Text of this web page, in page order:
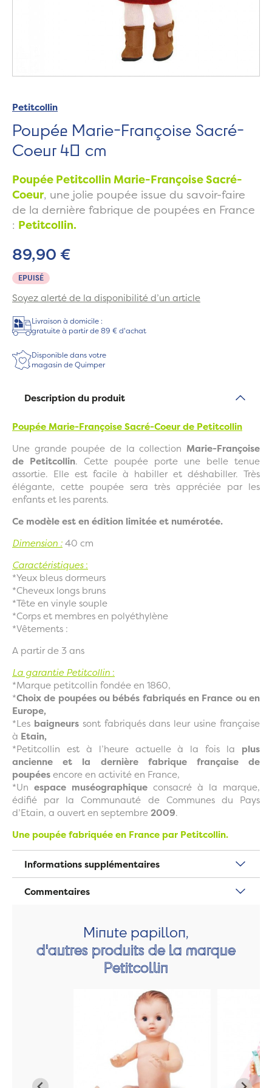
Petitcollin
Poupée Marie-Françoise Sacré-
Coeur 40 cm
Poupée Petitcollin Marie-Françoise Sacré-
Coeur, une jolie poupée issue du savoir-faire
de la dernière fabrique de poupées en France
: Petitcollin.
EPUISÉ
89,90 €
Soyez alerté de la disponibilité d’un article
Livraison à domicile :
gratuite à partir de 89 € d'achat
Disponible dans votre
magasin de Quimper
Description du produit
Poupée Marie-Françoise Sacré-Coeurde Petitcollin
Une grande poupée de la collection Marie-Françoise
de Petitcollin. Cette poupée porte une belle tenue
assortie. Elle est facile à habiller et déshabiller. Très
élégante, cette poupée sera très appréciée par les
enfants et les parents.
Ce modèle est en édition limitée et numérotée.
Dimension :40 cm
Caractéristiques:
*Yeux bleus dormeurs
*Cheveux longs bruns
*Tête en vinyle souple
*Corps et membres en polyéthylène
*Vêtements :
A partir de 3 ans
La garantie Petitcollin :
*Marque petitcollin fondée en 1860,
*Choix de poupées ou bébés fabriqués en France ou en
Europe,
*Les baigneurssont fabriqués dans leur usine française
à Etain,
*Petitcollin est à l’heure actuelle à la fois la plus
ancienne et la dernière fabrique française de
poupéesencore en activité en France,
*Un espace muséographique consacré à la marque,
édifié par la Communauté de Communes du Pays
d’Etain, a ouvert en septembre2009.
Une poupée fabriquée en France par Petitcollin.
Informations supplémentaires
Commentaires
Minute papillon,
d'autres produits de la marque
Petitcollin